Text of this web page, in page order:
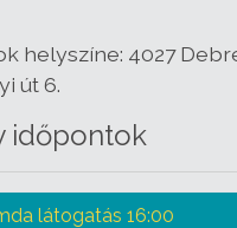
helyszíne: 4027
út 6.
időpontok
látogatás 16:00